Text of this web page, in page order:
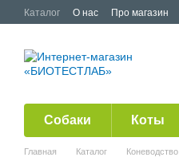
Перейти к основному контенту
Каталог О нас Про магазин
Собаки Коты
Главная Каталог Коневодство